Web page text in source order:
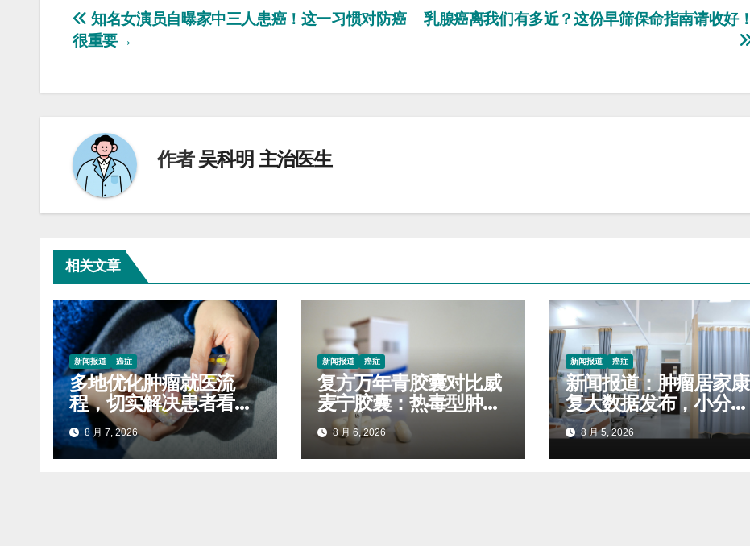
文
章
导
乳腺癌离我们有多近？这份早筛保命指南请收好！
知名女演员自曝家中三人患癌！这一习惯对防癌
很重要→
作者吴科明 主治医生
相关文章
新闻报道 癌症
多地优化肿瘤就医流
程，切实解决患者看病
难就医贵问题
8 月 7, 2026
新闻报道 癌症
复方万年青胶囊对比威
麦宁胶囊：热毒型肿瘤
靶向寒热属性选用技巧
8 月 6, 2026
新闻报道 癌症
新闻报道：肿瘤居家康
复大数据发布，小分子
短肽营养、外用镇痛膏
药使用率持续上涨
8 月 5, 2026